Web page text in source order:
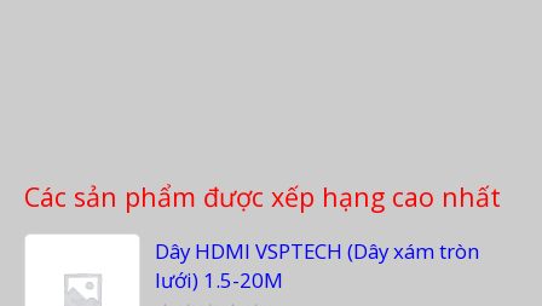
Các sản phẩm được xếp hạng cao nhất
Dây HDMI VSPTECH (Dây xám tròn
lưới) 1.5-20M